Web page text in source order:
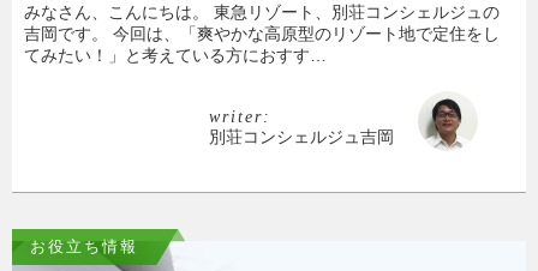
みなさん、こんにちは。 東急リゾート、別荘コンシェルジュの
吉岡です。 今回は、「爽やかな高原型のリゾート地で定住をし
てみたい！」と考えている方におすす…
writer:
別荘コンシェルジュ吉岡
お役立ち情報